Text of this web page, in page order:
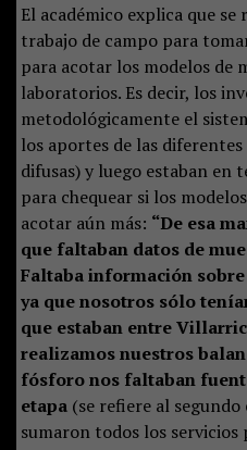
El académico explica que
trabajo de campo para
para acotar los modelos de
laboratorios. Es decir, los
metodológicamente el
los aportes de las
difusas) y luego estaban en
para chequear si los
acotar aún más: “De esa
que faltaban datos de
Faltaba información
ya que nosotros sólo
que estaban entre
realizamos nuestros
fósforo nos faltaban
etapa(se refiere al
sumaron todos los